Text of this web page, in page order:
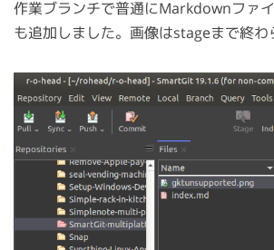
作業ブランチで普通にMarkdownファ
も追加しました。画像はstageまで終わ